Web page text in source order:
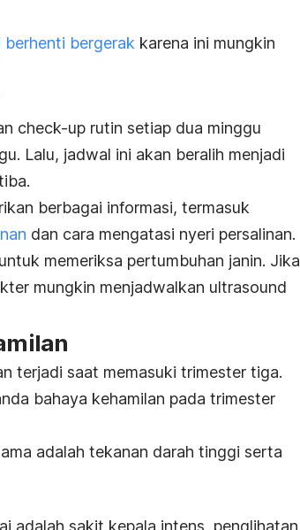
berhenti bergerak karena ini mungkin
check-up rutin setiap dua minggu
Lalu, jadwal ini akan beralih menjadi
berbagai informasi, termasuk
dan cara mengatasi nyeri persalinan.
memeriksa pertumbuhan janin. Jika
mungkin menjadwalkan ultrasound
terjadi saat memasuki trimester tiga.
bahaya kehamilan pada trimester
adalah tekanan darah tinggi serta
adalah sakit kepala intens, penglihatan